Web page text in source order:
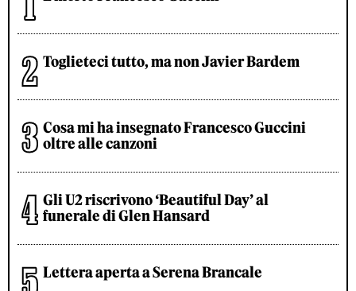
Toglieteci tutto, ma non Javier Bardem
Cosa mi ha insegnato Francesco Guccini
oltre alle canzoni
Gli U2 riscrivono ‘Beautiful Day’ al
funerale di Glen Hansard
Lettera aperta a Serena Brancale